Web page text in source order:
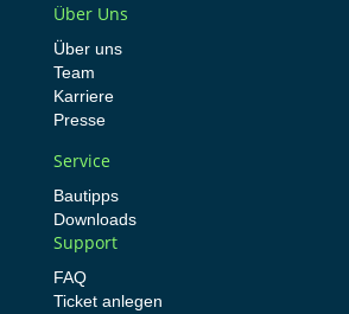
Über Uns
Über uns
Team
Karriere
Presse
Service
Bautipps
Downloads
Support
FAQ
Ticket anlegen